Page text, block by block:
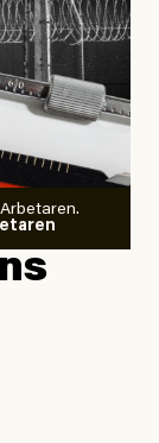
ETC
slutat